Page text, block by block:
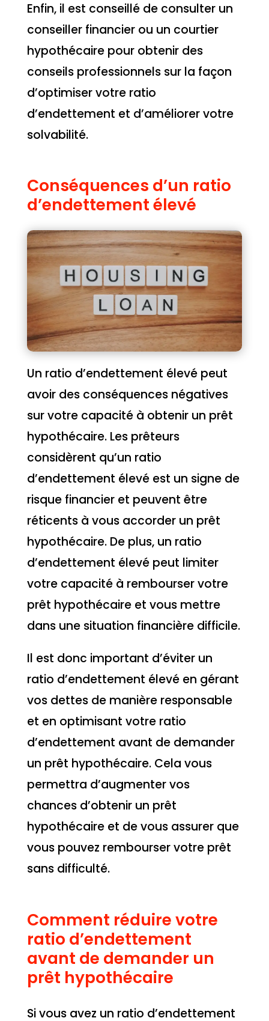
Enfin, il est conseillé de consulter un
conseiller financier ou un courtier
hypothécaire pour obtenir des
conseils professionnels sur la façon
d’optimiser votre ratio
d’endettement et d’améliorer votre
solvabilité.
Conséquences d’un ratio
d’endettement élevé
Un ratio d’endettement élevé peut
avoir des conséquences négatives
sur votre capacité à obtenir un prêt
hypothécaire. Les prêteurs
considèrent qu’un ratio
d’endettement élevé est un signe de
risque financier et peuvent être
réticents à vous accorder un prêt
hypothécaire. De plus, un ratio
d’endettement élevé peut limiter
votre capacité à rembourser votre
prêt hypothécaire et vous mettre
dans une situation financière difficile.
Il est donc important d’éviter un
ratio d’endettement élevé en gérant
vos dettes de manière responsable
et en optimisant votre ratio
d’endettement avant de demander
un prêt hypothécaire. Cela vous
permettra d’augmenter vos
chances d’obtenir un prêt
hypothécaire et de vous assurer que
vous pouvez rembourser votre prêt
sans difficulté.
Comment réduire votre
ratio d’endettement
avant de demander un
prêt hypothécaire
Si vous avez un ratio d’endettement